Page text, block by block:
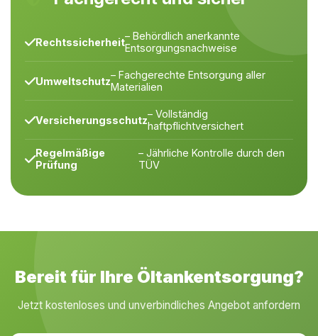
Rechtssicherheit– Behördlich anerkannte
Entsorgungsnachweise
Umweltschutz– Fachgerechte Entsorgung aller
Materialien
Versicherungsschutz– Vollständig
haftpflichtversichert
Regelmäßige
Prüfung
– Jährliche Kontrolle durch den
TÜV
Bereit für Ihre Öltankentsorgung?
Jetzt kostenloses und unverbindliches Angebot anfordern